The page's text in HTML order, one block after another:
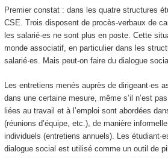
Premier constat : dans les quatre structures
CSE. Trois disposent de procès-verbaux de
les salarié·es ne sont plus en poste. Cette
monde associatif, en particulier dans les
salarié·es. Mais peut-on faire du dialogue
Les entretiens menés auprès de dirigeant·es
dans une certaine mesure, même s’il n’est
liées au travail et à l’emploi sont abordées
(réunions d’équipe, etc.), de manière
individuels (entretiens annuels). Les
dialogue social est utilisé comme un outil de